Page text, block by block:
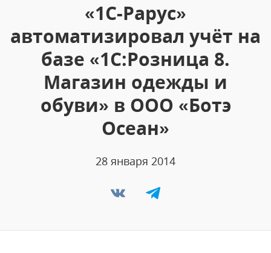
«1С-Рарус»
автоматизировал учёт на
базе «1С:Розница 8.
Магазин одежды и
обуви» в ООО «Ботэ
Осеан»
28 января 2014